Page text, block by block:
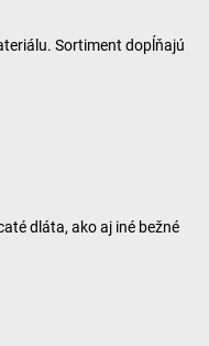
Sortiment dopĺňajú
dláta, ako aj iné bežné